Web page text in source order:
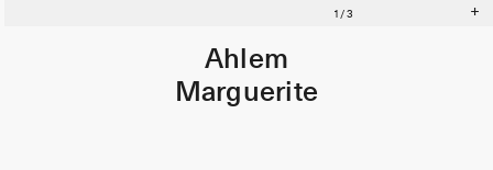
Ahlem
Marguerite